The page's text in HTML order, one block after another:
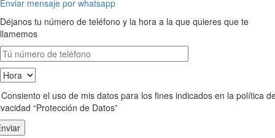
Enviar mensaje por whatsapp
Déjanos tu número de teléfono y la hora a la que quieres que te
llamemos
el uso de mis datos para los fines indicados en la política
“Protección de Datos”